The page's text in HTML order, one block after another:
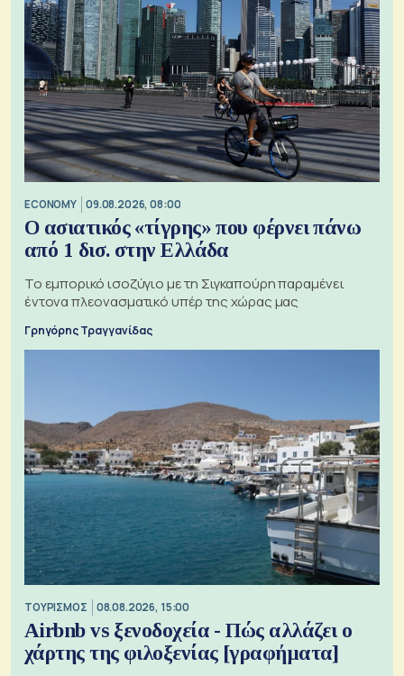
ECONOMY 09.08.2026, 08:00
Ο ασιατικός «τίγρης» που φέρνει πάνω
από 1 δισ. στην Ελλάδα
Το εμπορικό ισοζύγιο με τη Σιγκαπούρη παραμένει
έντονα πλεονασματικό υπέρ της χώρας μας
Γρηγόρης Τραγγανίδας
ΤΟΥΡΙΣΜΟΣ 08.08.2026, 15:00
Airbnb vs ξενοδοχεία - Πώς αλλάζει ο
χάρτης της φιλοξενίας [γραφήματα]